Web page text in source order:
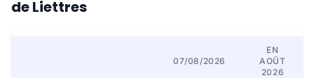
de Liettres
07/08/2026
EN
AOÛT
2026